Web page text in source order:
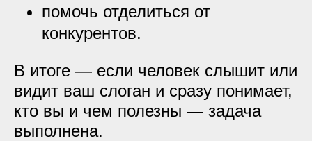
помочь отделиться от
конкурентов.
В итоге — если человек слышит или
видит ваш слоган и сразу понимает,
кто вы и чем полезны — задача
выполнена.